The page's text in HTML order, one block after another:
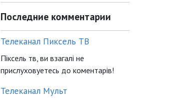
Последние комментарии
Телеканал Пиксель ТВ
Піксель тв, ви взагалі не
прислуховуетесь до коментарів!
Телеканал Мульт